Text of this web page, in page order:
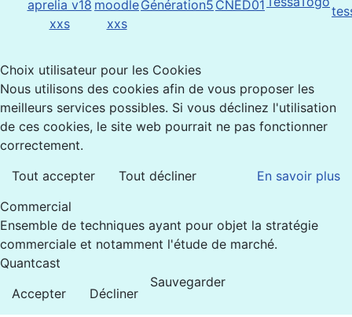
Choix utilisateur pour les Cookies
Nous utilisons des cookies afin de vous proposer les
meilleurs services possibles. Si vous déclinez l'utilisation
de ces cookies, le site web pourrait ne pas fonctionner
correctement.
Tout accepter
Tout décliner
En savoir plus
Commercial
Ensemble de techniques ayant pour objet la stratégie
commerciale et notamment l'étude de marché.
Quantcast
Accepter
Décliner
Sauvegarder